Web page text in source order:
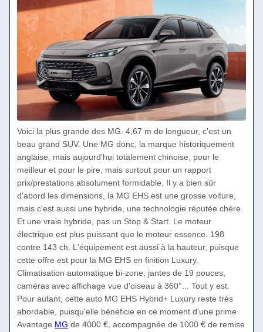
Voici la plus grande des MG. 4,67 m de longueur, c'est un
beau grand SUV. Une MG donc, la marque historiquement
anglaise, mais aujourd'hui totalement chinoise, pour le
meilleur et pour le pire, mais surtout pour un rapport
prix/prestations absolument formidable. Il y a bien sûr
d'abord les dimensions, la MG EHS est une grosse voiture,
mais c'est aussi une hybride, une technologie réputée chère.
Et une vraie hybride, pas un Stop & Start. Le moteur
électrique est plus puissant que le moteur essence. 198
contre 143 ch. L'équipement est aussi à la hauteur, puisque
cette offre est pour la MG EHS en finition Luxury.
Climatisation automatique bi-zone, jantes de 19 pouces,
caméras avec affichage vue d'oiseau à 360°... Tout y est.
Pour autant, cette auto MG EHS Hybrid+ Luxury reste très
abordable, puisqu'elle bénéficie en ce moment d'une prime
Avantage MG de 4000 €, accompagnée de 1000 € de remise